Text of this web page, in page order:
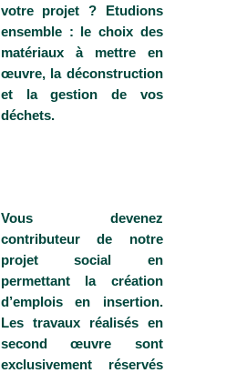
votre projet ? Etudions
ensemble : le choix des
matériaux à mettre en
œuvre, la déconstruction
et la gestion de vos
déchets.
Vous devenez
contributeur de notre
projet social en
permettant la création
d’emplois en insertion.
Les travaux réalisés en
second œuvre sont
exclusivement réservés